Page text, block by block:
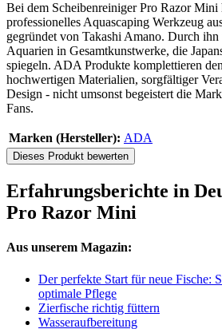
Bei dem Scheibenreiniger Pro Razor Mini
professionelles Aquascaping Werkzeug
gegründet von Takashi Amano. Durch
Aquarien in Gesamtkunstwerke, die
spiegeln. ADA Produkte komplettieren
hochwertigen Materialien, sorgfältiger
Design - nicht umsonst begeistert die
Fans.
Marken (Hersteller): ADA
Dieses Produkt bewerten
Erfahrungsberichte in
Pro Razor Mini
Aus unserem Magazin:
Der perfekte Start für neue Fische:
optimale Pflege
Zierfische richtig füttern
Wasseraufbereitung